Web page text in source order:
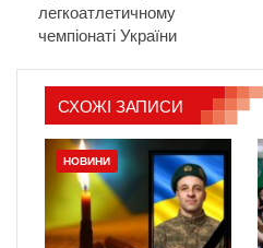
легкоатлетичному
чемпіонаті України
СХОЖІ ЗАПИСИ
НОВИНИ